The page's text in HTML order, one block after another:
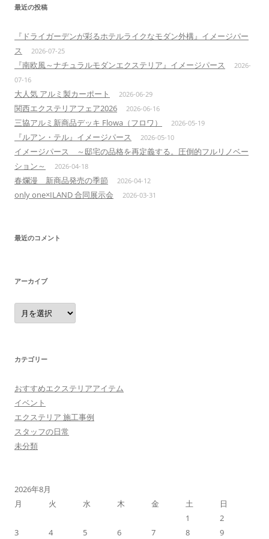
最近の投稿
『ドライガーデンが彩るホテルライクなモダン外構』イメージパー
ス
2026-07-25
『南欧風～ナチュラルモダンエクステリア』イメージパース
2026-
07-16
大人気 アルミ製カーポート 2026-06-29
関西エクステリアフェア2026 2026-06-16
三協アルミ新商品デッキ Flowa（フロワ） 2026-05-19
『ルアン・テル』イメージパース 2026-05-10
イメージパース ～邸宅の品格を再定義する。圧倒的フルリノベー
ション～
2026-04-18
春爛漫 新商品発売の季節 2026-04-12
only one×ILAND 合同展示会 2026-03-31
最近のコメント
アーカイブ
ア
ー
カ
カテゴリー
おすすめエクステリアアイテム
イベント
エクステリア 施工事例
スタッフの日常
未分類
2026年8月
月
火 水 木 金 土
日
1
2
3
4 5 6 7 8
9